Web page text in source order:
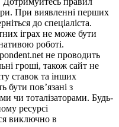
При виявленні перших
до спеціаліста.
іграх не може бути
роботі.
не проводить
гроші, також сайт не
ставок та інших
бути пов’язані з
чи тоталізаторами. Будь-
ресурсі
виключно в